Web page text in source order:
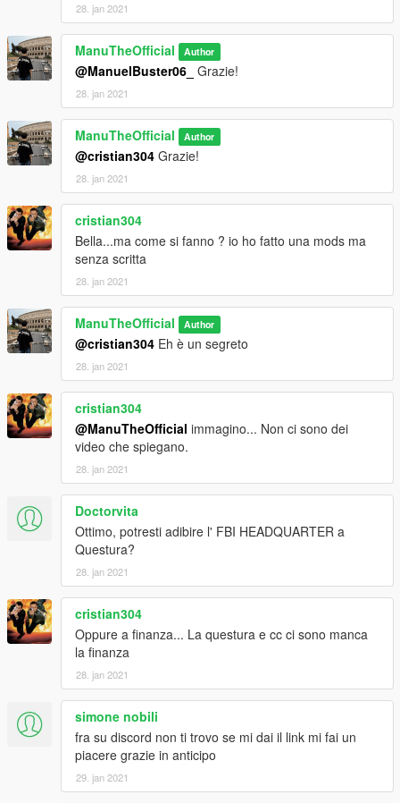
28. jan 2021
ManuTheOfficial Author
@ManuelBuster06_ Grazie!
28. jan 2021
ManuTheOfficial Author
@cristian304 Grazie!
28. jan 2021
cristian304
Bella...ma come si fanno ? io ho fatto una mods ma
senza scritta
28. jan 2021
ManuTheOfficial Author
@cristian304 Eh è un segreto
28. jan 2021
cristian304
@ManuTheOfficial immagino... Non ci sono dei
video che spiegano.
28. jan 2021
Doctorvita
Ottimo, potresti adibire l' FBI HEADQUARTER a
Questura?
28. jan 2021
cristian304
Oppure a finanza... La questura e cc ci sono manca
la finanza
28. jan 2021
simone nobili
fra su discord non ti trovo se mi dai il link mi fai un
piacere grazie in anticipo
29. jan 2021